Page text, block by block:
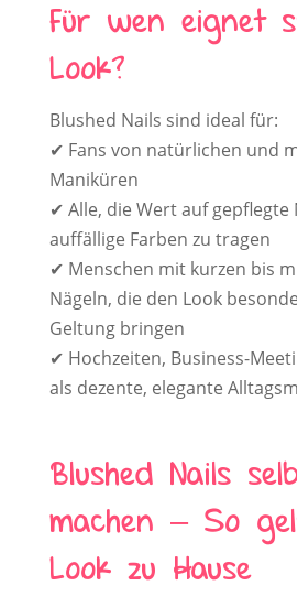
Für wen eignet
Look?
Blushed Nails sind ideal für:
✔ Fans von natürlichen und
Maniküren
✔ Alle, die Wert auf gepflegte
auffällige Farben zu tragen
✔ Menschen mit kurzen bis
Nägeln, die den Look
Geltung bringen
✔ Hochzeiten, Business-
als dezente, elegante
Blushed Nails
machen – So
Look zu Hause